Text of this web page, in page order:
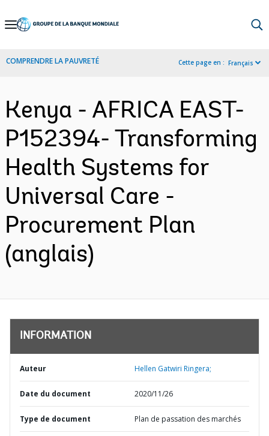
Skip
Navigation
COMPRENDRE LA PAUVRETÉ Cette page en : Français
Kenya - AFRICA EAST-
P152394- Transforming
Health Systems for
Universal Care -
Procurement Plan
(anglais)
INFORMATION
Auteur Hellen Gatwiri Ringera;
Date du document 2020/11/26
Type de document Plan de passation des marchés